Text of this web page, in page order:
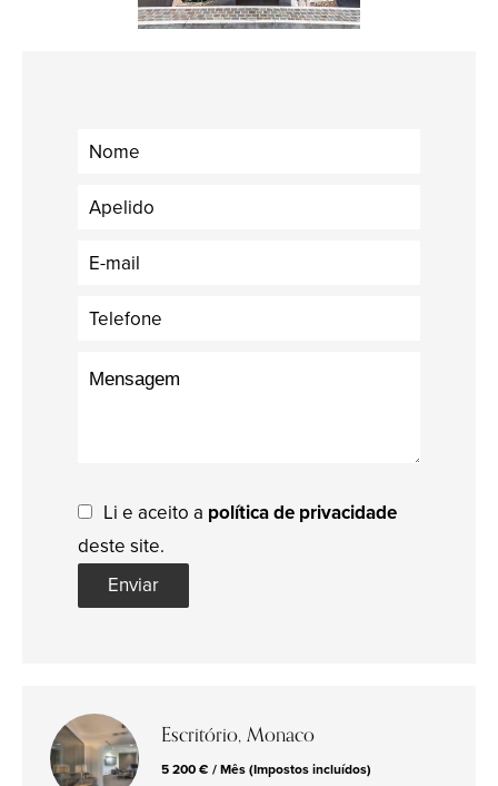
Li e aceito a política de privacidade
deste site.
Enviar
Escritório, Monaco
5 200 € / Mês (Impostos incluídos)